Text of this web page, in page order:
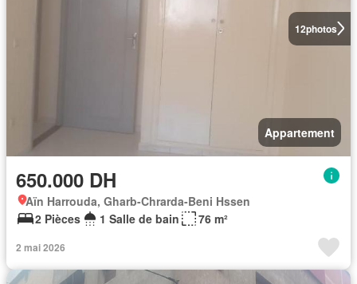
12photos
Appartement
650.000 DH
Aïn Harrouda, Gharb-Chrarda-Beni Hssen
2 Pièces
1 Salle de bain 76 m²
2 mai 2026